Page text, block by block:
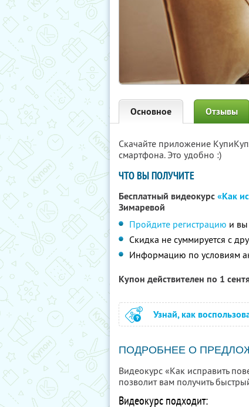
Основное Отзывы
Скачайте приложение
смартфона. Это удобно :)
ЧТО ВЫ ПОЛУЧИТЕ
Бесплатный видеокурс«Как
Зимаревой
Пройдите регистрацию и вы
Скидка не суммируется с
Информацию по условиям
Купон действителен по 1
Узнай, как
ПОДРОБНЕЕ О
Видеокурс «Как исправить
позволит вам получить
Видеокурс подходит: